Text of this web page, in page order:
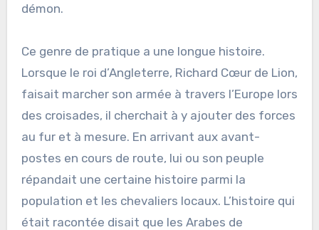
démon.
Ce genre de pratique a une longue histoire.
Lorsque le roi d’Angleterre, Richard Cœur de Lion,
faisait marcher son armée à travers l’Europe lors
des croisades, il cherchait à y ajouter des forces
au fur et à mesure. En arrivant aux avant-
postes en cours de route, lui ou son peuple
répandait une certaine histoire parmi la
population et les chevaliers locaux. L’histoire qui
était racontée disait que les Arabes de